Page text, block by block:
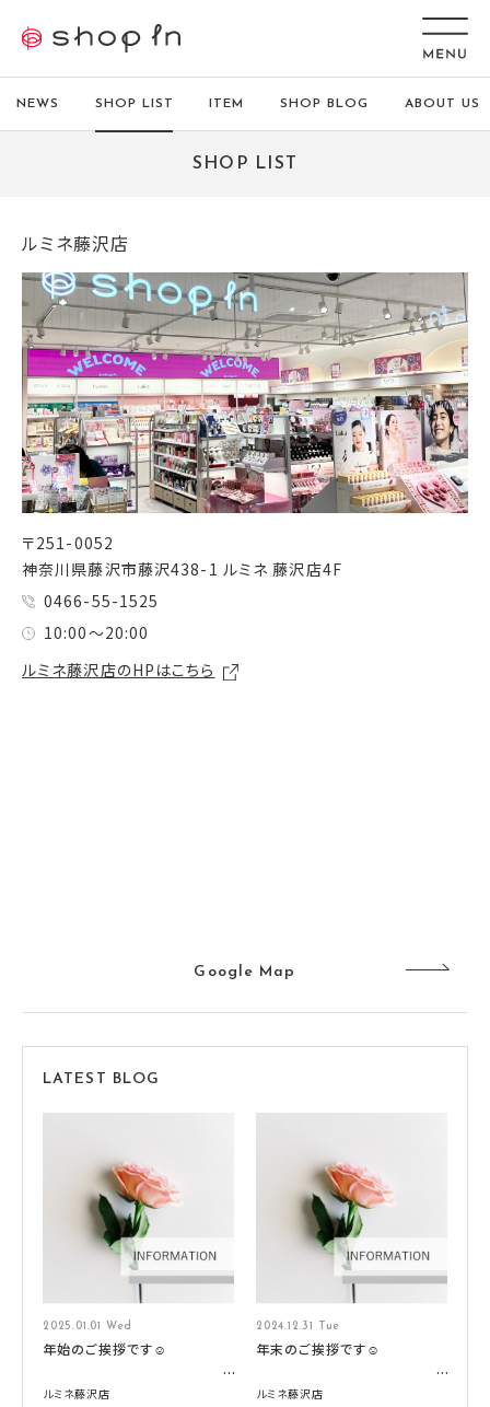
NEWS SHOP LIST ITEM SHOP BLOG ABOUT US
SHOP LIST
ルミネ藤沢店
〒251-0052
神奈川県藤沢市藤沢438-1 ルミネ 藤沢店4F
0466-55-1525
10:00～20:00
ルミネ藤沢店のHPはこちら
Google Map
LATEST BLOG
2025.01.01 Wed
年始のご挨拶です☺️
ルミネ藤沢店
2024.12.31 Tue
年末のご挨拶です☺️
ルミネ藤沢店